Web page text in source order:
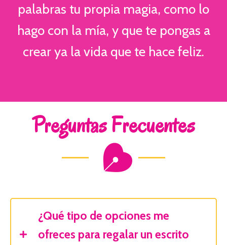
palabras tu propia magia, como lo
hago con la mía, y que te pongas a
crear ya la vida que te hace feliz.
Preguntas Frecuentes
¿Qué tipo de opciones me
ofreces para regalar un escrito